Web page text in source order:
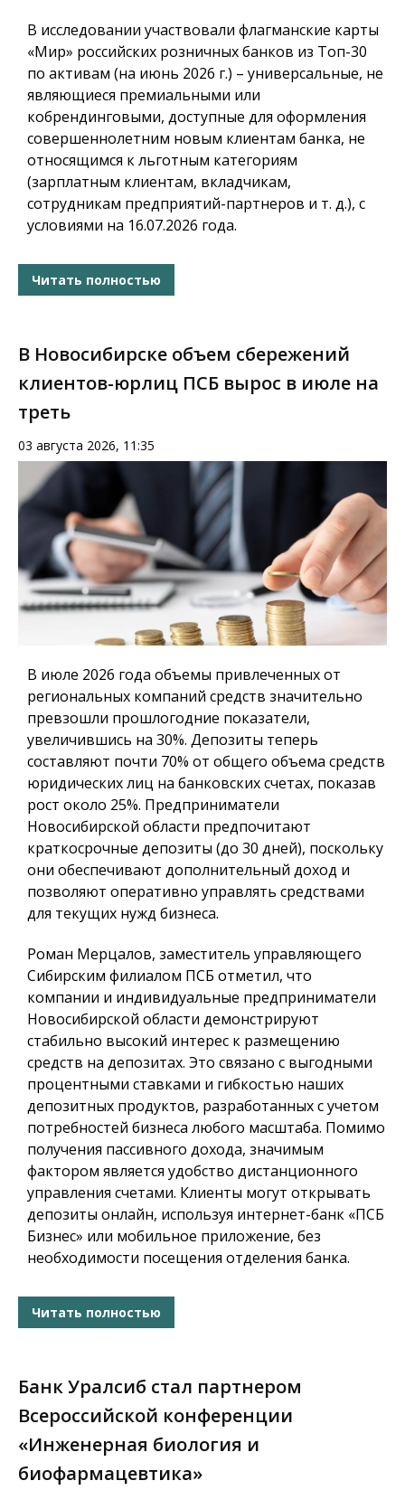
В исследовании участвовали флагманские карты
«Мир» российских розничных банков из Топ-30
по активам (на июнь 2026 г.) – универсальные, не
являющиеся премиальными или
кобрендинговыми, доступные для оформления
совершеннолетним новым клиентам банка, не
относящимся к льготным категориям
(зарплатным клиентам, вкладчикам,
сотрудникам предприятий-партнеров и т. д.), с
условиями на 16.07.2026 года.
Читать полностью
В Новосибирске объем сбережений
клиентов-юрлиц ПСБ вырос в июле на
треть
03 августа 2026, 11:35
В июле 2026 года объемы привлеченных от
региональных компаний средств значительно
превзошли прошлогодние показатели,
увеличившись на 30%. Депозиты теперь
составляют почти 70% от общего объема средств
юридических лиц на банковских счетах, показав
рост около 25%. Предприниматели
Новосибирской области предпочитают
краткосрочные депозиты (до 30 дней), поскольку
они обеспечивают дополнительный доход и
позволяют оперативно управлять средствами
для текущих нужд бизнеса.
Роман Мерцалов, заместитель управляющего
Сибирским филиалом ПСБ отметил, что
компании и индивидуальные предприниматели
Новосибирской области демонстрируют
стабильно высокий интерес к размещению
средств на депозитах. Это связано с выгодными
процентными ставками и гибкостью наших
депозитных продуктов, разработанных с учетом
потребностей бизнеса любого масштаба. Помимо
получения пассивного дохода, значимым
фактором является удобство дистанционного
управления счетами. Клиенты могут открывать
депозиты онлайн, используя интернет-банк «ПСБ
Бизнес» или мобильное приложение, без
необходимости посещения отделения банка.
Читать полностью
Банк Уралсиб стал партнером
Всероссийской конференции
«Инженерная биология и
биофармацевтика»